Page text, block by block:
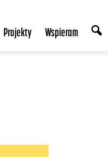
Projekty Wspieram